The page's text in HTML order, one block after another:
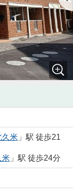
久米」駅 徒歩21
米」駅 徒歩24分